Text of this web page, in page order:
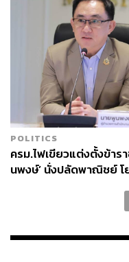
สารคดีไม่ได้ลงรายละเ
ชอลเท่าไรนัก แต่เน้นถึ
มากกว่า โดยมีการใช้ภ
ของยูยองชอลแทรกเป็
มากๆ กับการฟังความคิ
จริง โดยเฉพาะการได้
วันทำแผนประกอบรับคำ
เป็นบทเรียนไม่ให้พวกผู้
พวกเศรษฐีได้สติบ้าง” ยิ่
รู้สึกผิดชอบชั่วดีเหมือนค
หากย้อนไปก่อนหน้านี้ นี่
ยองชอลเกิดมาในครอ
มาเรื่อยๆ และเคยกระท
POLITICS
ครม.ไฟเขียวแต่งตั้งข้าร
นพงษ์’ นั่งปลัดพาณิชย์ โ